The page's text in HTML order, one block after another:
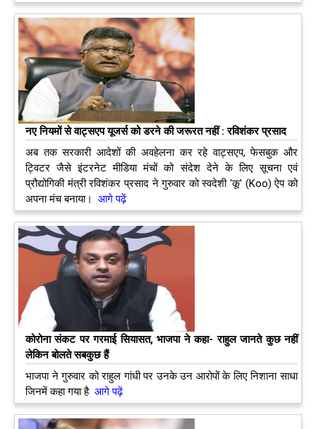
नए नियमों से वाट्सएप यूजर्स को डरने की जरूरत नहीं : रविशंकर प्रसाद
अब तक सरकारी आदेशों की अवहेलना कर रहे वाट्सएप, फेसबुक और
ट्विटर जैसे इंटरनेट मीडिया मंचों को संदेश देने के लिए सूचना एवं
प्रौद्योगिकी मंत्री रविशंकर प्रसाद ने गुरुवार को स्वदेशी 'कू' (Koo) ऐप को
अपना मंच बनाया।
आगे पढ़ें
कोरोना संकट पर गरमाई सियासत, भाजपा ने कहा- राहुल जानते कुछ नहीं
लेकिन बोलते सबकुछ हैं
भाजपा ने गुरुवार को राहुल गांधी पर उनके उन आरोपों के लिए निशाना साधा
जिनमें कहा गया हैआगे पढ़ें